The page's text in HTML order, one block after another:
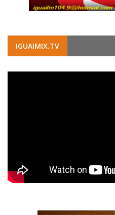
IGUAIMIX.TV